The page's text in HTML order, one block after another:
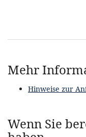
Mehr
Hinweise zur
Wenn Sie